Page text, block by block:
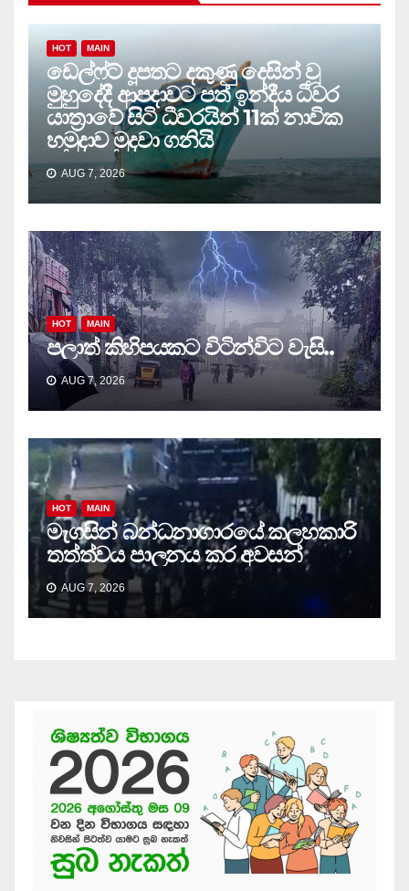
HOT MAIN
ඩෙල්ෆ්ට් දූපතට දකුණු දෙසින් වූ
මුහුදේදී ආපදාවට පත් ඉන්දීය ධීවර
යාත්‍රාවේ සිටි ධීවරයින් 11ක් නාවික
හමුදාව මුදවා ගනියි
AUG 7, 2026
HOT MAIN
පලාත් කිහිපයකට විටින්විට වැසි..
AUG 7, 2026
HOT MAIN
මැගසින් බන්ධනාගාරයේ කලහකාරි
තත්ත්වය පාලනය කර අවසන්
AUG 7, 2026